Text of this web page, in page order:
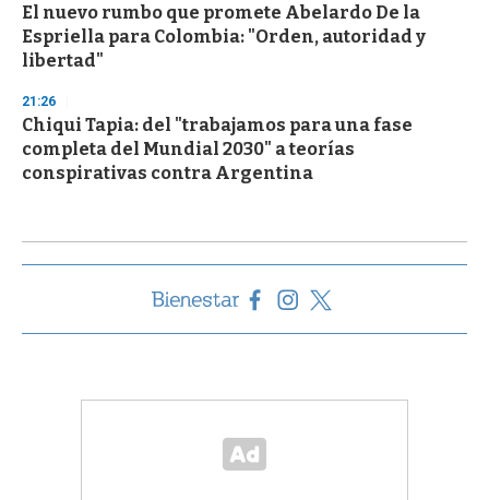
El nuevo rumbo que promete Abelardo De la
Espriella para Colombia: "Orden, autoridad y
libertad"
21:26
Chiqui Tapia: del "trabajamos para una fase
completa del Mundial 2030" a teorías
conspirativas contra Argentina